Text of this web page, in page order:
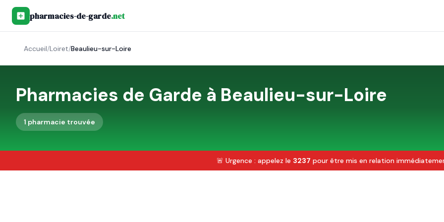
pharmacies-de-garde.net
Accueil/Loiret/Beaulieu-sur-Loire
Pharmacies de Garde à Beaulieu-sur-Loire
1 pharmacie trouvée
🚨 Urgence : appelez le 3237 pour être mis en relation